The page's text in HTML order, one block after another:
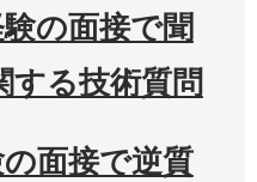
の面接で聞
する技術質問
面接で逆質